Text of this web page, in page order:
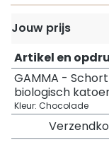
Jouw prijs
Artikel en
GAMMA - Schort
biologisch
Kleur: Chocolade